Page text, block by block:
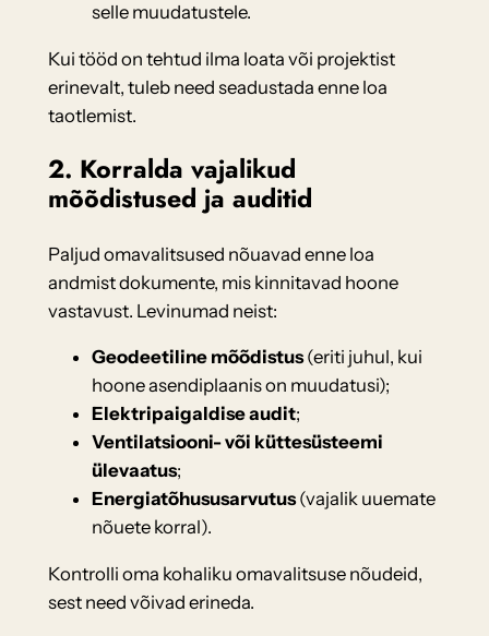
selle muudatustele.
Kui tööd on tehtud ilma loata või projektist
erinevalt, tuleb need seadustada enne loa
taotlemist.
2. Korralda vajalikud
mõõdistused ja auditid
Paljud omavalitsused nõuavad enne loa
andmist dokumente, mis kinnitavad hoone
vastavust. Levinumad neist:
Geodeetiline mõõdistus(eriti juhul, kui
hoone asendiplaanis on muudatusi);
Elektripaigaldise audit;
Ventilatsiooni- või küttesüsteemi
ülevaatus;
Energiatõhususarvutus(vajalik uuemate
nõuete korral).
Kontrolli oma kohaliku omavalitsuse nõudeid,
sest need võivad erineda.